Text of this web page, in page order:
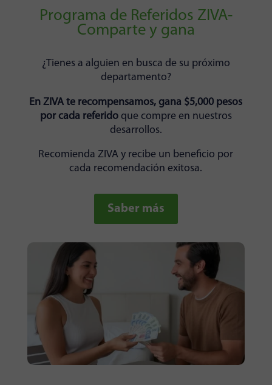
Programa de Referidos ZIVA-
Comparte y gana
¿Tienes a alguien en busca de su próximo
departamento?
En ZIVA te recompensamos, gana $5,000 pesos
por cada referidoque compre en nuestros
desarrollos.
Recomienda ZIVA y recibe un beneficio por
cada recomendación exitosa.
Saber más